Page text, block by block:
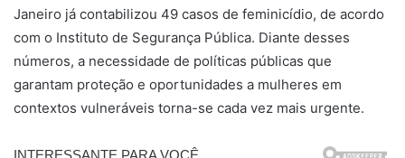
Janeiro já contabilizou 49 casos de feminicídio, de acordo
com o Instituto de Segurança Pública. Diante desses
números, a necessidade de políticas públicas que
garantam proteção e oportunidades a mulheres em
contextos vulneráveis torna-se cada vez mais urgente.